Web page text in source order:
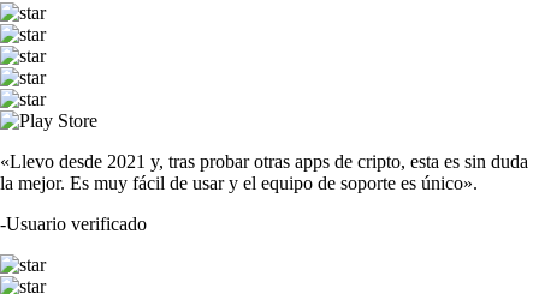
«Llevo desde 2021 y, tras probar otras apps de cripto, esta es sin duda
la mejor. Es muy fácil de usar y el equipo de soporte es único».
-Usuario verificado